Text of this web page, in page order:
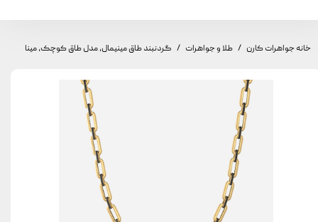
خانه جواهرات کارن طلا و جواهرات گردنبند طاق مینیمال، مدل طاق کوچک، مینا